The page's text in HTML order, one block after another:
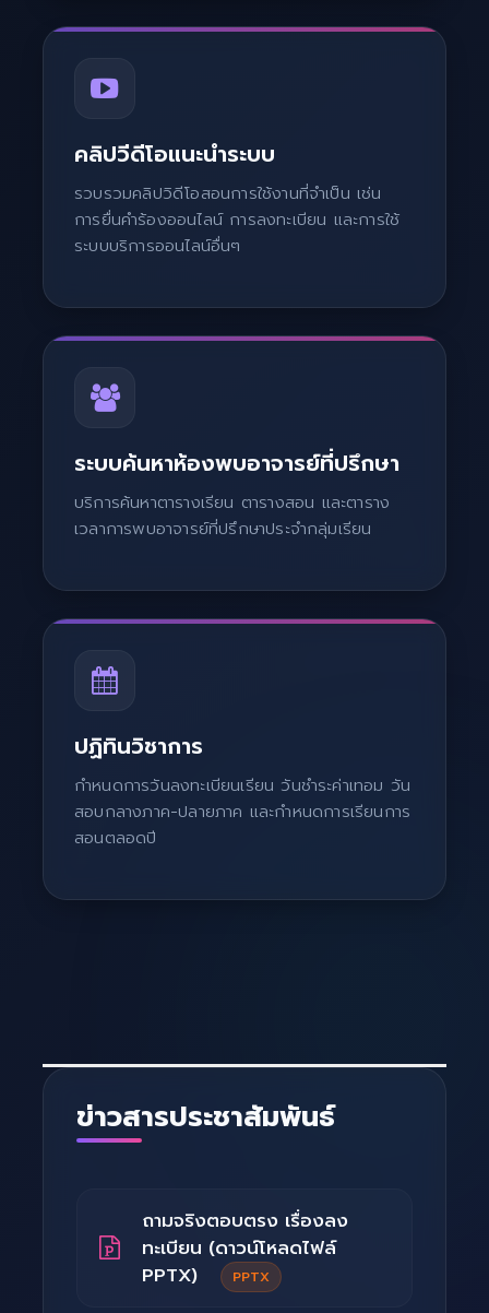
คลิปวีดีโอแนะนำระบบ
รวบรวมคลิปวิดีโอสอนการใช้งานที่จำเป็น เช่น
การยื่นคำร้องออนไลน์ การลงทะเบียน และการใช้
ระบบบริการออนไลน์อื่นๆ
ระบบค้นหาห้องพบอาจารย์ที่ปรึกษา
บริการค้นหาตารางเรียน ตารางสอน และตาราง
เวลาการพบอาจารย์ที่ปรึกษาประจำกลุ่มเรียน
ปฏิทินวิชาการ
กำหนดการวันลงทะเบียนเรียน วันชำระค่าเทอม วัน
สอบกลางภาค-ปลายภาค และกำหนดการเรียนการ
สอนตลอดปี
ข่าวสารประชาสัมพันธ์
ถามจริงตอบตรง เรื่องลง
ทะเบียน (ดาวน์โหลดไฟล์
PPTX)
PPTX